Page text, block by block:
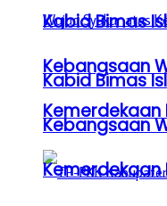
Kabid Bimas
Kebangsaan
Kemerdekaan
Kabid Bimas
Kebangsaan
Kemerdekaan